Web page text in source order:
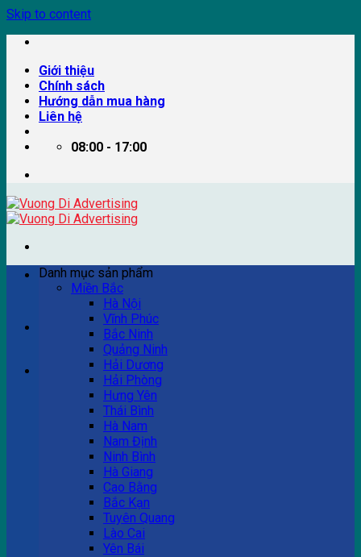
Skip to content
Giới thiệu
Chính sách
Hướng dẫn mua hàng
Liên hệ
08:00 - 17:00
Ví dụ: Billboard quảng cáo, pano quảng cáo, quảng cáo
trên xe bus...
Tư vấn bán hàng
0983 863 488
Hotline hỗ trợ
0983 863 488
Danh mục sản phẩm
Miền Bắc
Hà Nội
Vĩnh Phúc
Bắc Ninh
Quảng Ninh
Hải Dương
Hải Phòng
Hưng Yên
Thái Bình
Hà Nam
Nam Định
Ninh Bình
Hà Giang
Cao Bằng
Bắc Kạn
Tuyên Quang
Lào Cai
Yên Bái